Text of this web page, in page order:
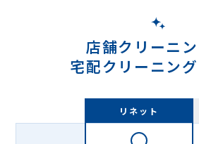
店舗クリーニン
宅配クリーニン
リネット